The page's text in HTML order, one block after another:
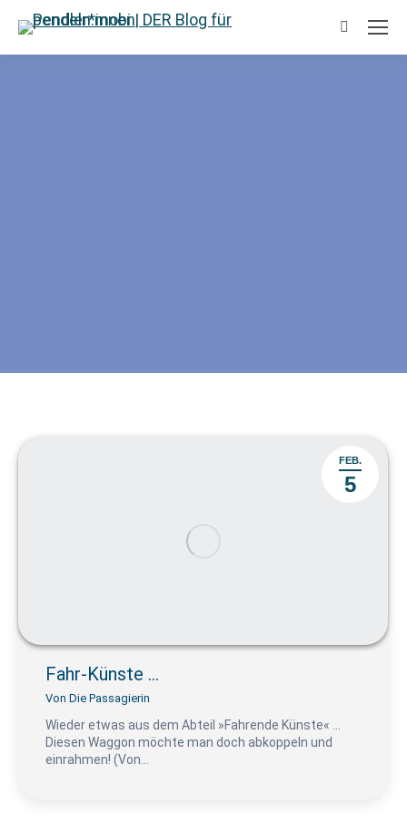
Suchen:
FEB.
5
Fahr-Künste …
Von Die Passagierin
Wieder etwas aus dem Abteil »Fahrende Künste« …
Diesen Waggon möchte man doch abkoppeln und
einrahmen! (Von…